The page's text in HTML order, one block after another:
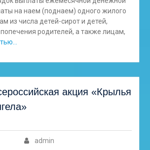
на наем (поднаем) одного жилого
из числа детей-сирот и детей,
родителей, а также лицам,
акция «Крылья
admin